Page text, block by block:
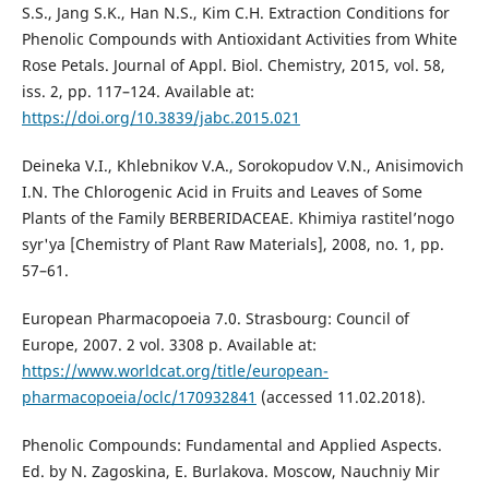
S.S., Jang S.K., Han N.S., Kim C.H. Extraction Conditions for
Phenolic Compounds with Antioxidant Activities from White
Rose Petals. Journal of Appl. Biol. Chemistry, 2015, vol. 58,
iss. 2, pp. 117–124. Available at:
https://doi.org/10.3839/jabc.2015.021
Deineka V.I., Khlebnikov V.A., Sorokopudov V.N., Anisimovich
I.N. The Chlorogenic Acid in Fruits and Leaves of Some
Plants of the Family BERBERIDACEAE. Khimiya rastitel’nogo
syr'ya [Chemistry of Plant Raw Materials], 2008, no. 1, pp.
57–61.
European Pharmacopoeia 7.0. Strasbourg: Council of
Europe, 2007. 2 vol. 3308 p. Available at:
https://www.worldcat.org/title/european-
pharmacopoeia/oclc/170932841 (accessed 11.02.2018).
Phenolic Compounds: Fundamental and Applied Aspects.
Ed. by N. Zagoskina, E. Burlakova. Moscow, Nauchniy Mir